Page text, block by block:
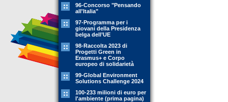
96-Concorso "Pensando
all'Italia"
97-Programma per i
giovani della Presidenza
belga dell’UE
98-Raccolta 2023 di
Progetti Green in
Erasmus+ e Corpo
europeo di solidarietà
99-Global Environment
Solutions Challenge 2024
100-233 milioni di euro per
l'ambiente (prima pagina)